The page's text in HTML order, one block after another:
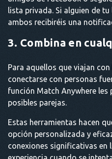
lista privada. Si alguien de
ambos recibiréis una
3. Combina en
Para aquellos que viajan
conectarse con personas
función Match Anywhere
posibles parejas.
Estas herramientas hacen
opción personalizada y
conexiones significativas en